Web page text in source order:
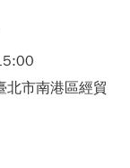
北市南港區經貿